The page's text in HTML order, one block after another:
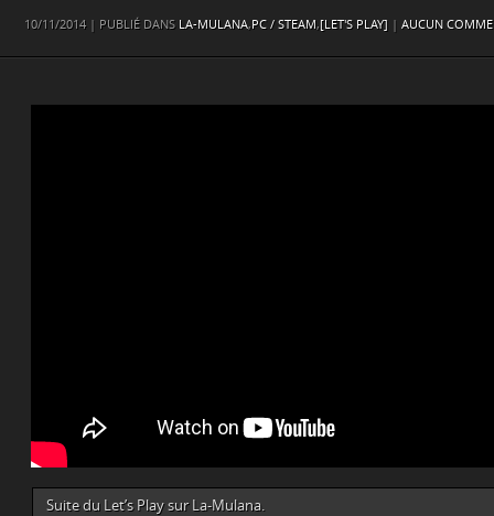
10/11/2014 | PUBLIÉ DANS LA-MULANA,PC / STEAM,[LET'S PLAY] AUCUN
Suite du Let’s Play sur La-Mulana.